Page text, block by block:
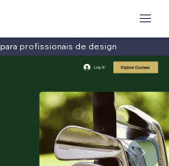
para profissionais de design